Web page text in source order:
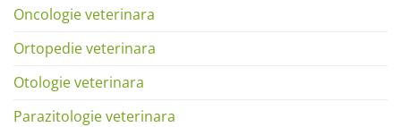
Oncologie veterinara
Ortopedie veterinara
Otologie veterinara
Parazitologie veterinara